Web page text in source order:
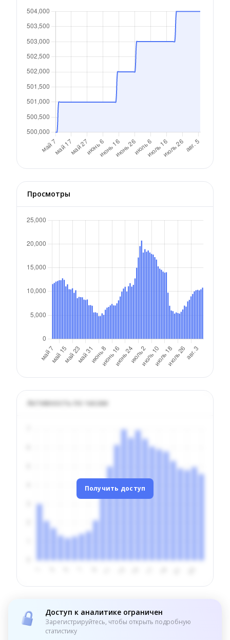
Просмотры
Активность по часам
Получить доступ
Доступ к аналитике ограничен
Зарегистрируйтесь, чтобы открыть подробную
статистику